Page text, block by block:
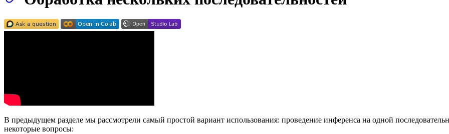
В предыдущем разделе мы рассмотрели самый простой вариант использования: проведение инференса на одной
некоторые вопросы: